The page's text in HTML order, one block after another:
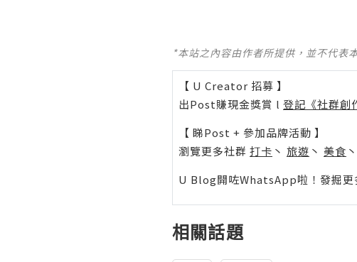
*本站之內容由作者所提供，並不代表
【 U Creator 招募 】
出Post賺現金獎賞 l 登記《社群創
【 睇Post + 參加品牌活動 】
瀏覽更多社群 打卡 丶 旅遊 丶 美食 丶
U Blog開咗WhatsApp啦！發掘更
相關話題